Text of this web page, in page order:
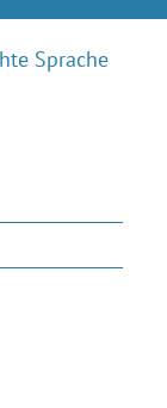
Sprache